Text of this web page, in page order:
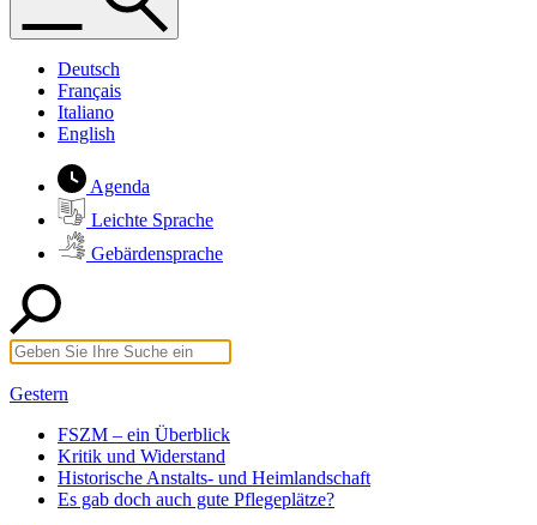
Deutsch
Français
Italiano
English
Agenda
Leichte Sprache
Gebärdensprache
Gestern
FSZM – ein Überblick
Kritik und Widerstand
Historische Anstalts- und Heimlandschaft
Es gab doch auch gute Pflegeplätze?